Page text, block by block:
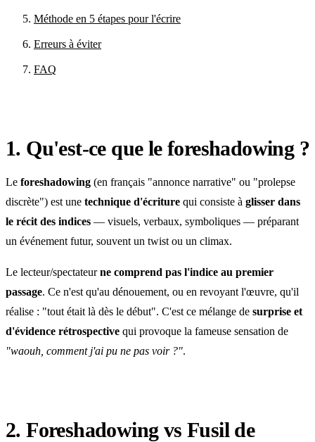
Méthode en 5 étapes pour l'écrire
Erreurs à éviter
FAQ
1. Qu'est-ce que le foreshadowing ?
Le foreshadowing (en français "annonce narrative" ou "prolepse
discrète") est une technique d'écriture qui consiste à glisser dans
le récit des indices — visuels, verbaux, symboliques — préparant
un événement futur, souvent un twist ou un climax.
Le lecteur/spectateurne comprend pas l'indice au premier
passage. Ce n'est qu'au dénouement, ou en revoyant l'œuvre, qu'il
réalise : "tout était là dès le début". C'est ce mélange de surprise et
d'évidence rétrospective qui provoque la fameuse sensation de
"waouh, comment j'ai pu ne pas voir ?".
2. Foreshadowing vs Fusil de